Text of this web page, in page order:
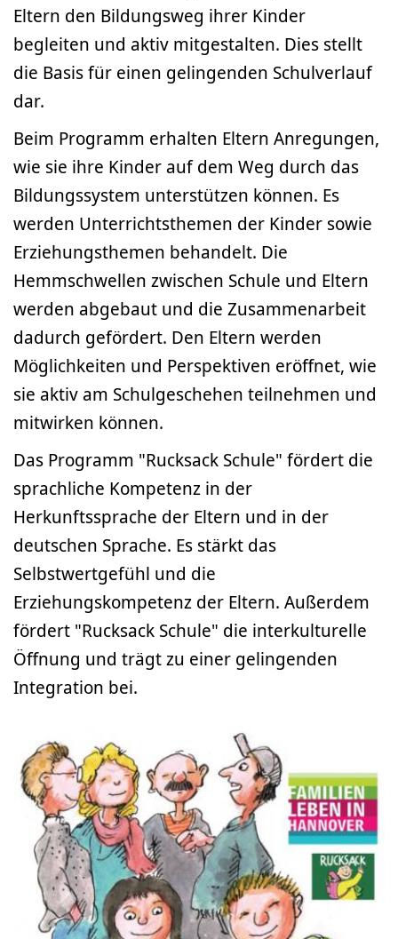
Eltern den Bildungsweg ihrer Kinder
begleiten und aktiv mitgestalten. Dies stellt
die Basis für einen gelingenden Schulverlauf
dar.
Beim Programm erhalten Eltern Anregungen,
wie sie ihre Kinder auf dem Weg durch das
Bildungssystem unterstützen können. Es
werden Unterrichtsthemen der Kinder sowie
Erziehungsthemen behandelt. Die
Hemmschwellen zwischen Schule und Eltern
werden abgebaut und die Zusammenarbeit
dadurch gefördert. Den Eltern werden
Möglichkeiten und Perspektiven eröffnet, wie
sie aktiv am Schulgeschehen teilnehmen und
mitwirken können.
Das Programm "Rucksack Schule" fördert die
sprachliche Kompetenz in der
Herkunftssprache der Eltern und in der
deutschen Sprache. Es stärkt das
Selbstwertgefühl und die
Erziehungskompetenz der Eltern. Außerdem
fördert "Rucksack Schule" die interkulturelle
Öffnung und trägt zu einer gelingenden
Integration bei.